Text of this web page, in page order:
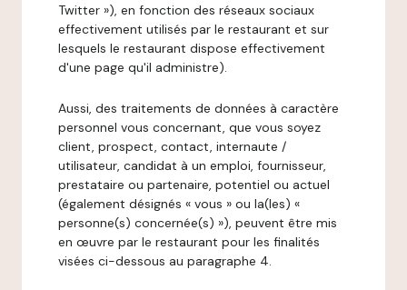
Twitter »), en fonction des réseaux sociaux
effectivement utilisés par le restaurant et sur
lesquels le restaurant dispose effectivement
d'une page qu'il administre).
Aussi, des traitements de données à caractère
personnel vous concernant, que vous soyez
client, prospect, contact, internaute /
utilisateur, candidat à un emploi, fournisseur,
prestataire ou partenaire, potentiel ou actuel
(également désignés « vous » ou la(les) «
personne(s) concernée(s) »), peuvent être mis
en œuvre par le restaurant pour les finalités
visées ci-dessous au paragraphe 4.